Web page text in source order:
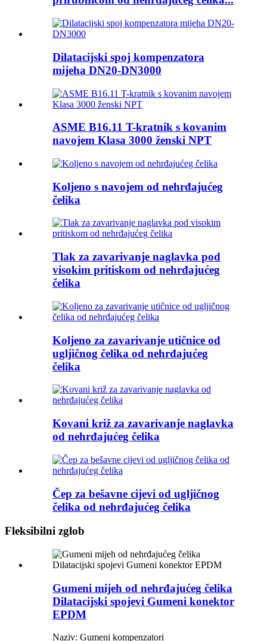
Dilatacijski spoj kompenzatora
mijeha DN20-DN3000
ASME B16.11 T-kratnik s kovanim
navojem Klasa 3000 ženski NPT
Koljeno s navojem od nehrđajućeg
čelika
Tlak za zavarivanje naglavka pod
visokim pritiskom od nehrđajućeg
čelika
Koljeno za zavarivanje utičnice od
ugljičnog čelika od nehrđajućeg
čelika
Kovani križ za zavarivanje naglavka
od nehrđajućeg čelika
Čep za bešavne cijevi od ugljičnog
čelika od nehrđajućeg čelika
Fleksibilni zglob
Gumeni mijeh od nehrđajućeg čelika
Dilatacijski spojevi Gumeni konektor
EPDM
Naziv: Gumeni kompenzatori